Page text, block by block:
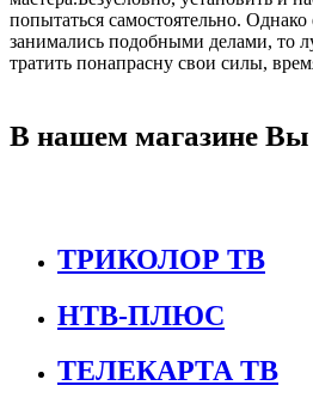
попытаться самостоятельно.
занимались подобными делами, то
тратить понапрасну свои силы,
В нашем магазине Вы
ТРИКОЛОР ТВ
НТВ-ПЛЮС
ТЕЛЕКАРТА ТВ